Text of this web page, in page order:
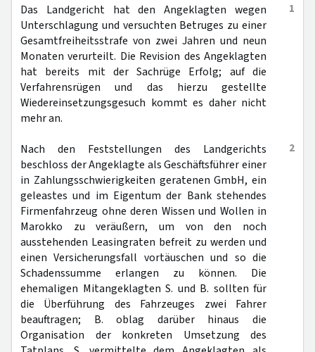
1
Das Landgericht hat den Angeklagten wegen
Unterschlagung und versuchten Betruges zu einer
Gesamtfreiheitsstrafe von zwei Jahren und neun
Monaten verurteilt. Die Revision des Angeklagten
hat bereits mit der Sachrüge Erfolg; auf die
Verfahrensrügen und das hierzu gestellte
Wiedereinsetzungsgesuch kommt es daher nicht
mehr an.
2
Nach den Feststellungen des Landgerichts
beschloss der Angeklagte als Geschäftsführer einer
in Zahlungsschwierigkeiten geratenen GmbH, ein
geleastes und im Eigentum der Bank stehendes
Firmenfahrzeug ohne deren Wissen und Wollen in
Marokko zu veräußern, um von den noch
ausstehenden Leasingraten befreit zu werden und
einen Versicherungsfall vortäuschen und so die
Schadenssumme erlangen zu können. Die
ehemaligen Mitangeklagten S. und B. sollten für
die Überführung des Fahrzeuges zwei Fahrer
beauftragen; B. oblag darüber hinaus die
Organisation der konkreten Umsetzung des